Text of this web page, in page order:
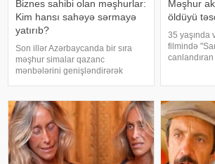
Biznes sahibi olan məşhurlar:
Kim hansı sahəyə sərmayə
yatırıb?
Son illər Azərbaycanda bir sıra
məşhur simalar qazanc
mənbələrini genişləndirərək
restoran, kafe, geyim, gözəllik və
qida sektorunda fəaliyyət
göstərən, öz adları il
Məşhur
öldüyü
35 yaşında
filmində
İdarəsini